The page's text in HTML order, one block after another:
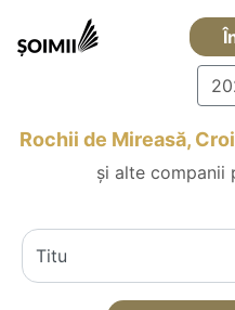
Rochii de Mireasă,
și alte companii